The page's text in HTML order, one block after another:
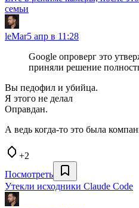
семьи
leMar5 апр в 11:28
Google опроверг это
приняли решение
Вы педофил и убийца.
Я этого не делал
Оправдан.
А ведь когда-то это была
+2
Посмотреть
Утекли исходники Claude Code